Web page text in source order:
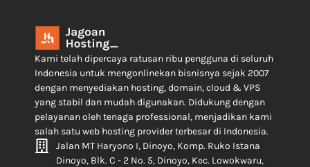
Kami telah dipercaya ratusan ribu pengguna di seluruh
Indonesia untuk mengonlinekan bisnisnya sejak 2007
dengan menyediakan hosting, domain, cloud & VPS
yang stabil dan mudah digunakan. Didukung dengan
pelayanan oleh tenaga professional, menjadikan kami
salah satu web hosting provider terbesar di Indonesia.
Jalan MT Haryono I, Dinoyo, Komp. Ruko Istana
Dinoyo, Blk. C - 2 No. 5, Dinoyo, Kec. Lowokwaru,